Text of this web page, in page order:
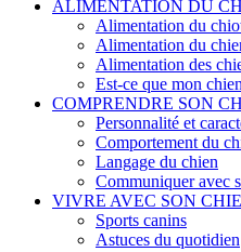
ALIMENTATION DU
Alimentation du
Alimentation du
Alimentation des
Est-ce que mon
COMPRENDRE SON
Personnalité et
Comportement du
Langage du chien
Communiquer avec
VIVRE AVEC SON
Sports canins
Astuces du quotidien